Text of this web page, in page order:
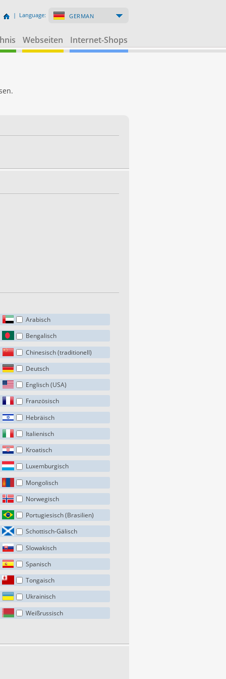
| Language: GERMAN
Webseiten Internet-Shops
Arabisch
Bengalisch
Chinesisch (traditionell)
Deutsch
Englisch (USA)
Französisch
Hebräisch
Italienisch
Kroatisch
Luxemburgisch
Mongolisch
Norwegisch
Portugiesisch (Brasilien)
Schottisch-Gälisch
Slowakisch
Spanisch
Tongaisch
Ukrainisch
Weißrussisch